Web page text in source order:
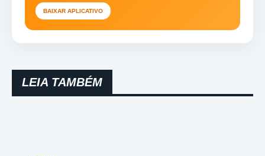
BAIXAR APLICATIVO
LEIA TAMBÉM